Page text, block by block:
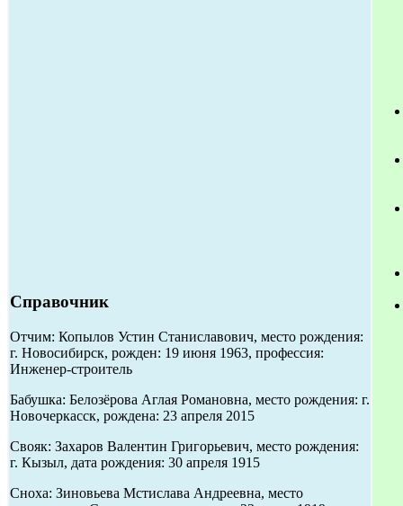
Справочник
Отчим: Копылов Устин Станиславович, место рождения:
г. Новосибирск, рожден: 19 июня 1963, профессия:
Инженер-строитель
Бабушка: Белозёрова Аглая Романовна, место рождения: г.
Новочеркасск, рождена: 23 апреля 2015
Свояк: Захаров Валентин Григорьевич, место рождения:
г. Кызыл, дата рождения: 30 апреля 1915
Сноха: Зиновьева Мстислава Андреевна, место